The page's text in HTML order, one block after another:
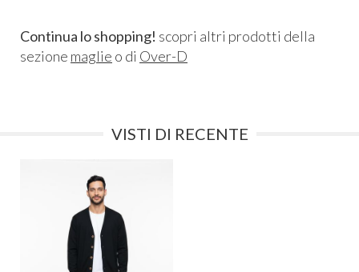
Continua lo shopping! scopri altri prodotti della
sezione maglie o di Over-D
VISTI DI RECENTE